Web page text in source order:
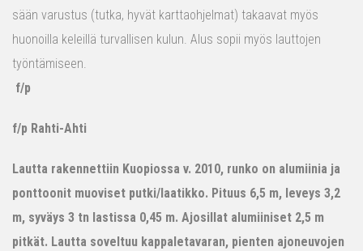
sään varustus (tutka, hyvät karttaohjelmat) takaavat myös
huonoilla keleillä turvallisen kulun. Alus sopii myös lauttojen
työntämiseen.
f/p
f/p Rahti-Ahti
Lautta rakennettiin Kuopiossa v. 2010, runko on alumiinia ja
ponttoonit muoviset putki/laatikko. Pituus 6,5 m, leveys 3,2
m, syväys 3 tn lastissa 0,45 m. Ajosillat alumiiniset 2,5 m
pitkät. Lautta soveltuu kappaletavaran, pienten ajoneuvojen